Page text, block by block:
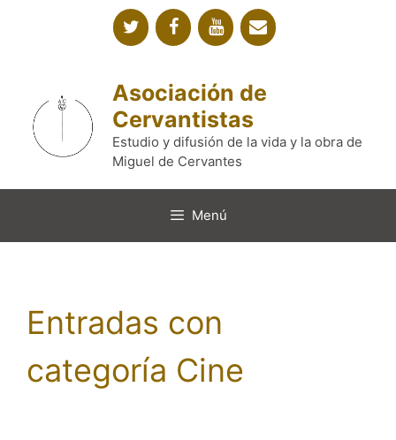
Asociación de
Cervantistas
Estudio y difusión de la vida y la obra de
Miguel de Cervantes
Menú
Entradas con
categoría Cine